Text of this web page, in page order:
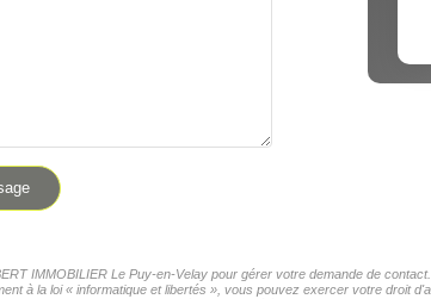
IMMOBILIER Le Puy-en-Velay pour gérer votre demande de
à la loi « informatique et libertés », vous pouvez exercer votre droit